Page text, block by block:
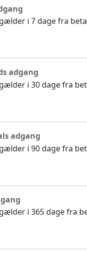
i 7 dage fra
adgang
i 30 dage fra
adgang
i 90 dage fra
i 365 dage fra